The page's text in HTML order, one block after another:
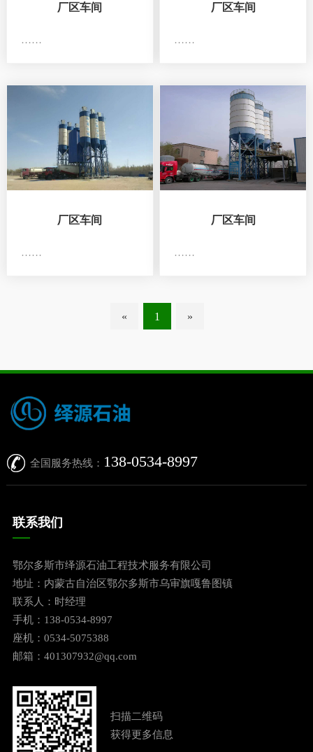
厂区车间
……
厂区车间
……
厂区车间
……
厂区车间
……
« 1 »
全国服务热线： 138-0534-8997
联系我们
鄂尔多斯市绎源石油工程技术服务有限公司
地址：内蒙古自治区鄂尔多斯市乌审旗嘎鲁图镇
联系人：时经理
手机：138-0534-8997
座机：0534-5075388
邮箱：401307932@qq.com
扫描二维码
获得更多信息